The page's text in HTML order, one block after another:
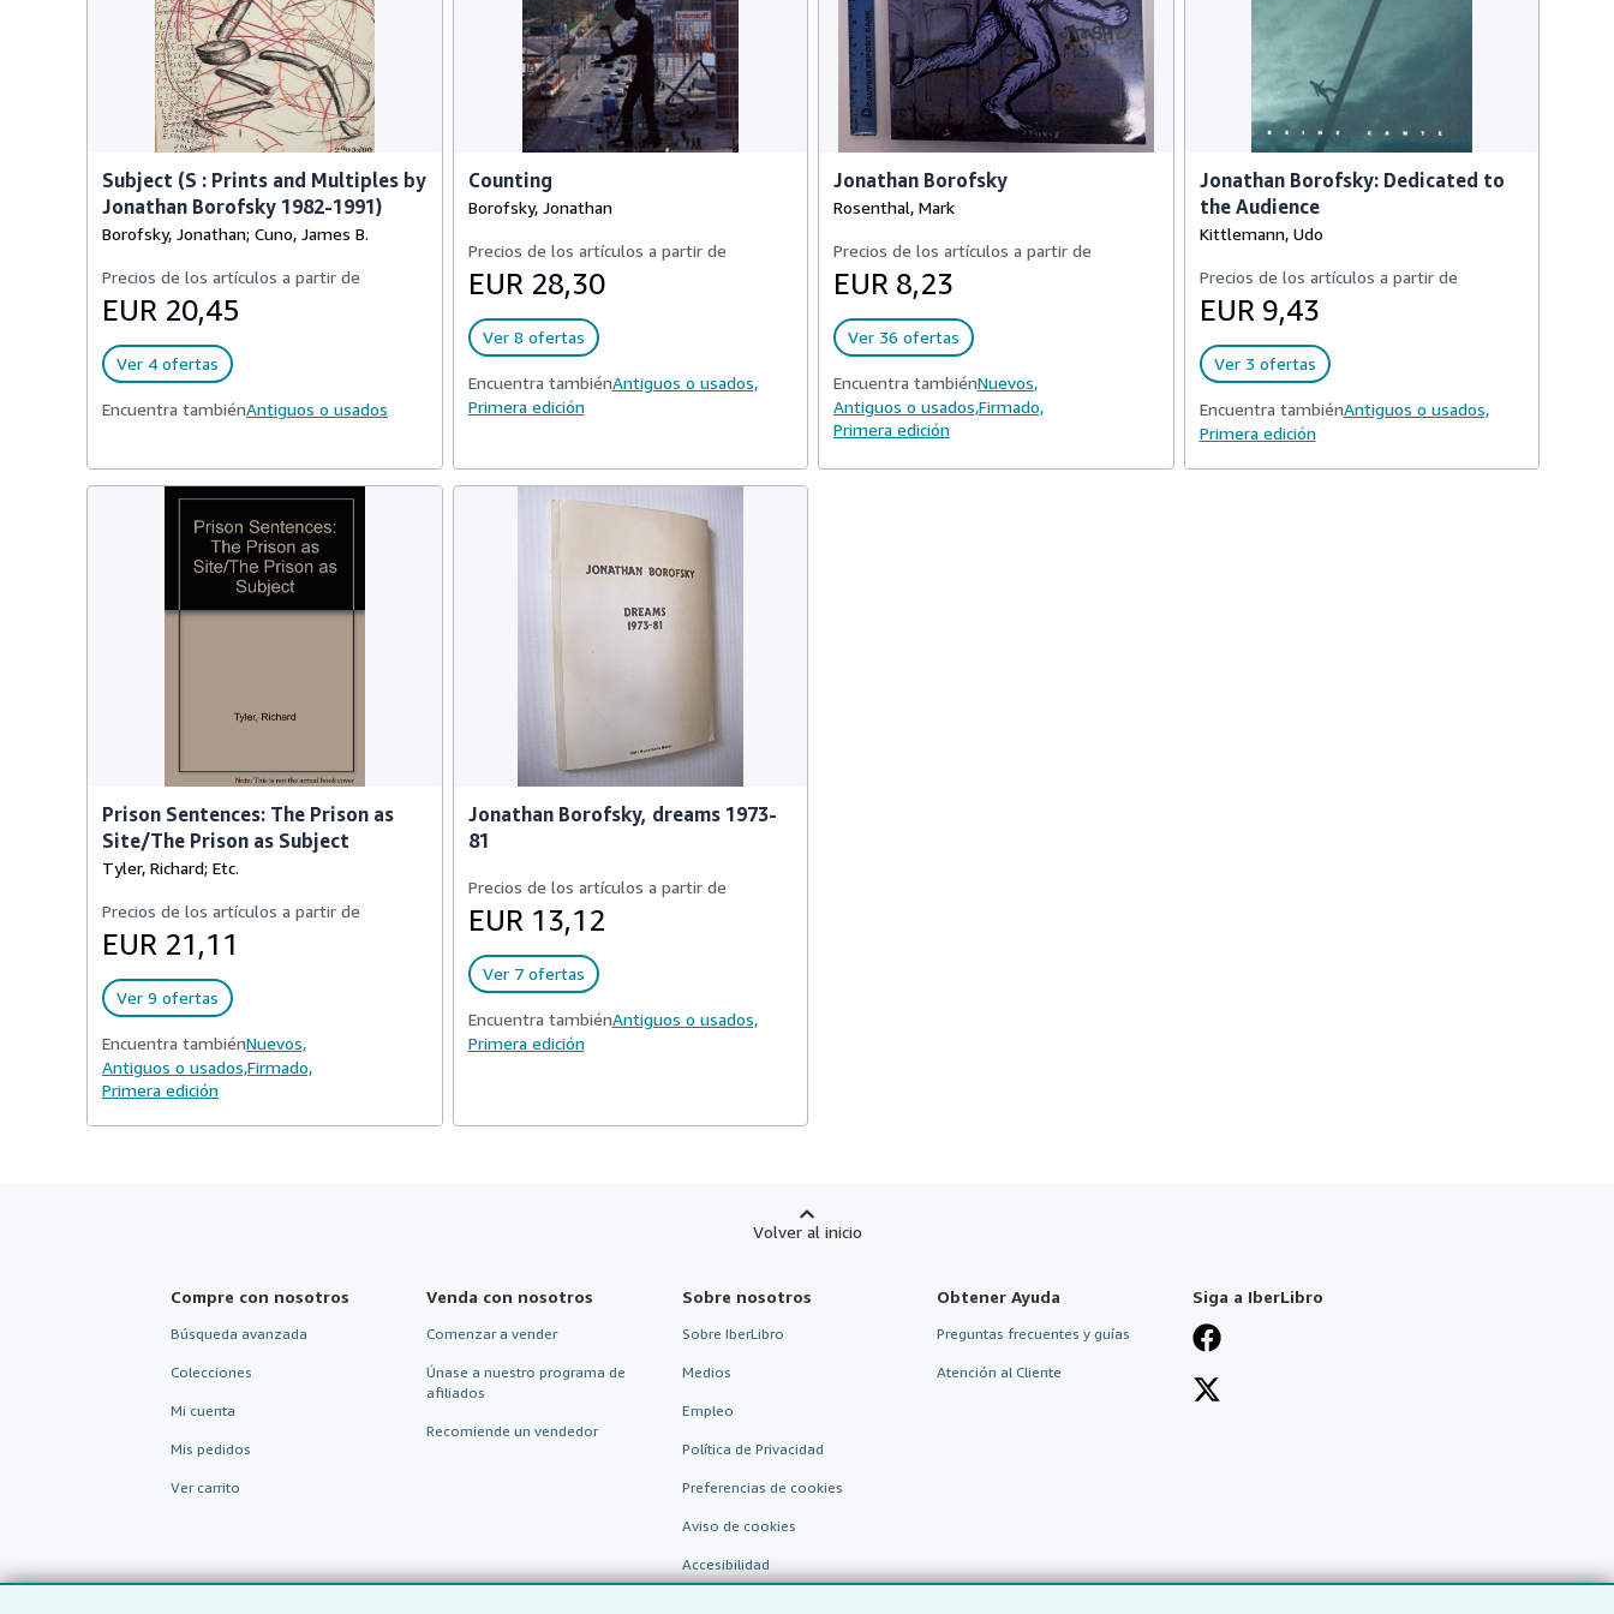
Subject (S : Prints and Multiples by
Jonathan Borofsky 1982-1991)
Borofsky, Jonathan; Cuno, James B.
Precios de los artículos a partir de
EUR 20,45
Ver 4 ofertas
Encuentra tambiénAntiguos o usados
Counting
Borofsky, Jonathan
Precios de los artículos a partir de
EUR 28,30
Ver 8 ofertas
Encuentra tambiénAntiguos o usados,
Primera edición
Jonathan Borofsky
Rosenthal, Mark
Precios de los artículos a partir de
EUR 8,23
Ver 36 ofertas
Encuentra tambiénNuevos,
Antiguos o usados,Firmado,
Primera edición
Jonathan Borofsky: Dedicated to
the Audience
Kittlemann, Udo
Precios de los artículos a partir de
EUR 9,43
Ver 3 ofertas
Encuentra tambiénAntiguos o usados,
Primera edición
Prison Sentences: The Prison as
Site/The Prison as Subject
Tyler, Richard; Etc.
Precios de los artículos a partir de
EUR 21,11
Ver 9 ofertas
Encuentra tambiénNuevos,
Antiguos o usados,Firmado,
Primera edición
Jonathan Borofsky, dreams 1973-
81
Precios de los artículos a partir de
EUR 13,12
Ver 7 ofertas
Encuentra tambiénAntiguos o usados,
Primera edición
Volver al inicio
Compre con nosotros
Búsqueda avanzada
Colecciones
Mi cuenta
Mis pedidos
Ver carrito
Venda con nosotros
Comenzar a vender
Únase a nuestro programa de
afiliados
Recomiende un vendedor
Sobre nosotros
Sobre IberLibro
Medios
Empleo
Política de Privacidad
Preferencias de cookies
Aviso de cookies
Accesibilidad
Obtener Ayuda
Preguntas frecuentes y guías
Atención al Cliente
Siga a IberLibro